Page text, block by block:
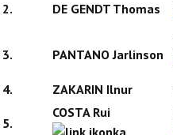
2. DE GENDT Thomas
3. PANTANO Jarlinson
4. ZAKARIN Ilnur
5.
COSTA Rui